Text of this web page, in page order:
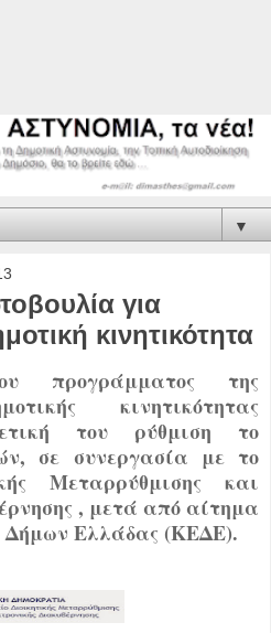
▼
για
κινητικότητα
προγράμματος της
κινητικότητας
του ρύθμιση το
σε συνεργασία με το
Μεταρρύθμισης και
, μετά από αίτημα
Δήμων Ελλάδας (ΚΕΔΕ).